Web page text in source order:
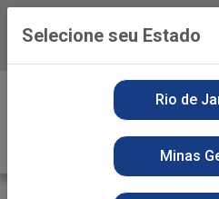
Baixe
Selecione seu Estado
Rio de
Minas